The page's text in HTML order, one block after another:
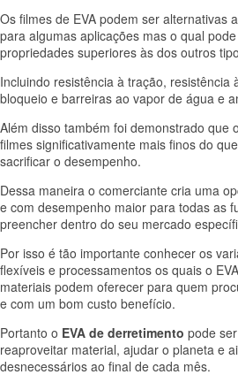
Os filmes de EVA podem ser alternativas
para algumas aplicações mas o qual
propriedades superiores às dos outros
Incluindo resistência à tração, resistência
bloqueio e barreiras ao vapor de água e
Além disso também foi demonstrado que
filmes significativamente mais finos do
sacrificar o desempenho.
Dessa maneira o comerciante cria uma
e com desempenho maior para todas as
preencher dentro do seu mercado
Por isso é tão importante conhecer os
flexíveis e processamentos os quais o
materiais podem oferecer para quem
e com um bom custo benefício.
Portanto o EVA de derretimento pode
reaproveitar material, ajudar o planeta e
desnecessários ao final de cada mês.